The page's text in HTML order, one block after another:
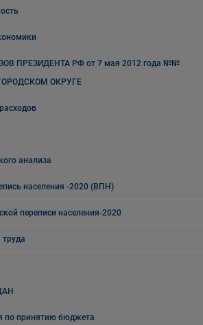
ПРЕЗИДЕНТА РФ от 7 мая 2012 года №№
ОКРУГЕ
анализа
населения -2020 (ВПН)
переписи населения-2020
труда
по принятию бюджета